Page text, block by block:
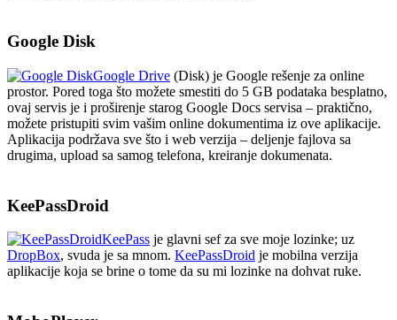
Google Disk
Google Drive (Disk) je Google rešenje za online
prostor. Pored toga što možete smestiti do 5 GB podataka besplatno,
ovaj servis je i proširenje starog Google Docs servisa – praktično,
možete pristupiti svim vašim online dokumentima iz ove aplikacije.
Aplikacija podržava sve što i web verzija – deljenje fajlova sa
drugima, upload sa samog telefona, kreiranje dokumenata.
KeePassDroid
KeePass je glavni sef za sve moje lozinke; uz
DropBox, svuda je sa mnom. KeePassDroid je mobilna verzija
aplikacije koja se brine o tome da su mi lozinke na dohvat ruke.